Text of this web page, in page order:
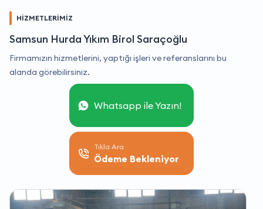
HİZMETLERİMİZ
Samsun Hurda Yıkım Birol Saraçoğlu
Firmamızın hizmetlerini, yaptığı işleri ve referanslarını bu
alanda görebilirsiniz.
Whatsapp ile Yazın!
Tıkla Ara
Ödeme Bekleniyor